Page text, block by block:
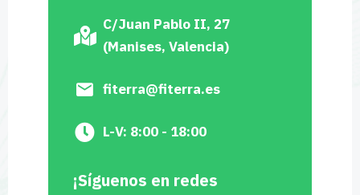
C/Juan Pablo II, 27
(Manises, Valencia)
fiterra@fiterra.es
L-V: 8:00 - 18:00
¡Síguenos en redes